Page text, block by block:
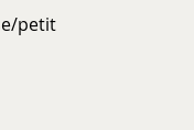
petit